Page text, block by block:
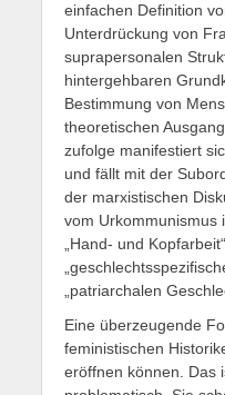
einfachen Definition
Unterdrückung von
suprapersonalen
hintergehbaren
Bestimmung von
theoretischen
zufolge manifestiert
und fällt mit der
der marxistischen
vom Urkommunismus
„Hand- und
„patriarchalen
Eine überzeugende
feministischen
eröffnen können. Das